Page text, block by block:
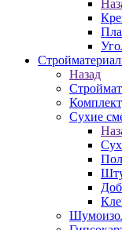
Назад
Сухие